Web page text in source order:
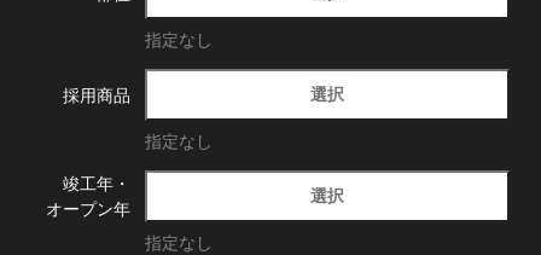
指定なし
採用商品 選択
指定なし
竣工年・
オープン年
選択
指定なし